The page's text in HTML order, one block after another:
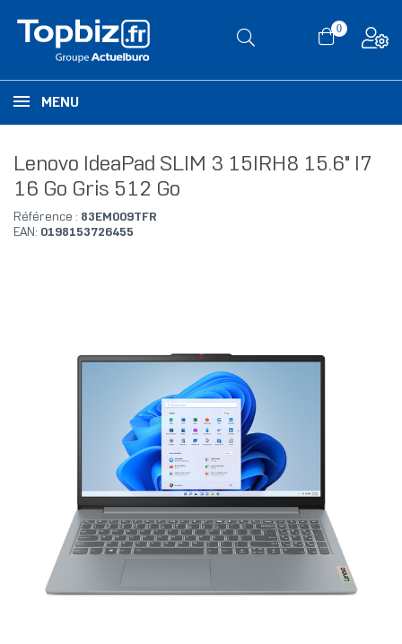
0
MENU
Lenovo IdeaPad SLIM 3 15IRH8 15.6" I7
16 Go Gris 512 Go
Référence : 83EM009TFR
EAN: 0198153726455